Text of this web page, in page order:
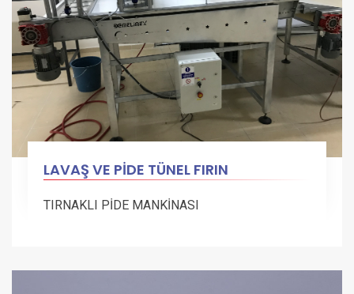
LAVAŞ VE PİDE TÜNEL FIRIN
TIRNAKLI PİDE MANKİNASI